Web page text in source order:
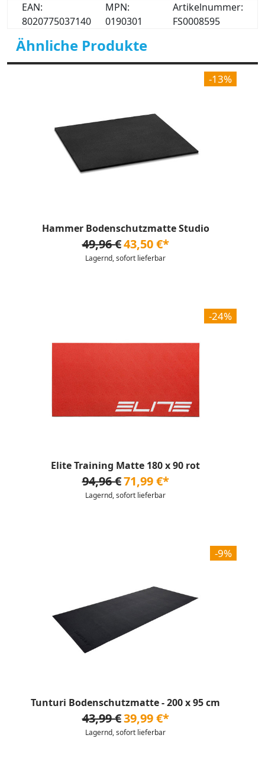
EAN:
8020775037140
MPN:
0190301
Artikelnummer:
FS0008595
Ähnliche Produkte
-13%
Hammer Bodenschutzmatte Studio
49,96 €43,50 €*
Lagernd, sofort lieferbar
-24%
Elite Training Matte 180 x 90 rot
94,96 €71,99 €*
Lagernd, sofort lieferbar
-9%
Tunturi Bodenschutzmatte - 200 x 95 cm
43,99 €39,99 €*
Lagernd, sofort lieferbar